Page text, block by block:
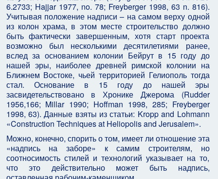
6.2733; Hajjar 1977, no. 78; Freyberger 1998, 63 n. 816).
Учитывая положение надписи – на самом верху одной
из колон храма, в этом месте строительство должно
быть фактически завершенным, хотя старт проекта
возможно был несколькими десятилетиями ранее,
вслед за основанием колонии Бейрут в 15 году до
нашей эры, наиболее древней римской колонии на
Ближнем Востоке, чьей территорией Гелиополь тогда
стал. Основание в 15 году до нашей эры
засвидетельствовано в Хронике Джерома (Rudder
1956,166; Millar 1990; Hoffman 1998, 285; Freyberger
1998, 63). Данные взяты из статьи: Kropp and Lohmann
«Construction Techniques at Heliopolis and Jerusalem».
Можно, конечно, спорить о том, имеет ли отношение эта
«надпись на заборе» к самим строителям, но
соотносимость стилей и технологий указывает на то,
что это действительно может быть надпись,